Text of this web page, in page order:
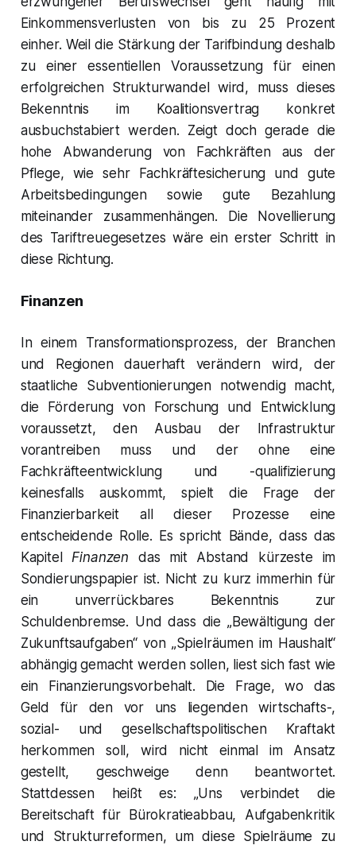
Einkommensverlusten von bis zu 25 Prozent
einher. Weil die Stärkung der Tarifbindung deshalb
zu einer essentiellen Voraussetzung für einen
erfolgreichen Strukturwandel wird, muss dieses
Bekenntnis im Koalitionsvertrag konkret
ausbuchstabiert werden. Zeigt doch gerade die
hohe Abwanderung von Fachkräften aus der
Pflege, wie sehr Fachkräftesicherung und gute
Arbeitsbedingungen sowie gute Bezahlung
miteinander zusammenhängen. Die Novellierung
des Tariftreuegesetzes wäre ein erster Schritt in
diese Richtung.
Finanzen
In einem Transformationsprozess, der Branchen
und Regionen dauerhaft verändern wird, der
staatliche Subventionierungen notwendig macht,
die Förderung von Forschung und Entwicklung
voraussetzt, den Ausbau der Infrastruktur
vorantreiben muss und der ohne eine
Fachkräfteentwicklung und -qualifizierung
keinesfalls auskommt, spielt die Frage der
Finanzierbarkeit all dieser Prozesse eine
entscheidende Rolle. Es spricht Bände, dass das
KapitelFinanzen das mit Abstand kürzeste im
Sondierungspapier ist. Nicht zu kurz immerhin für
ein unverrückbares Bekenntnis zur
Schuldenbremse. Und dass die „Bewältigung der
Zukunftsaufgaben“ von „Spielräumen im Haushalt“
abhängig gemacht werden sollen, liest sich fast wie
ein Finanzierungsvorbehalt. Die Frage, wo das
Geld für den vor uns liegenden wirtschafts-,
sozial- und gesellschaftspolitischen Kraftakt
herkommen soll, wird nicht einmal im Ansatz
gestellt, geschweige denn beantwortet.
Stattdessen heißt es: „Uns verbindet die
Bereitschaft für Bürokratieabbau, Aufgabenkritik
und Strukturreformen, um diese Spielräume zu